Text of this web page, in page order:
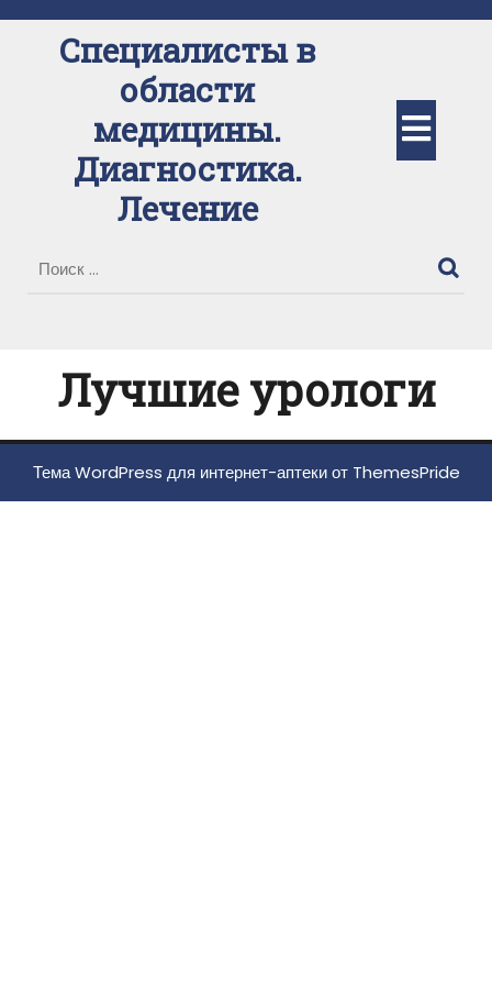
содержимомуСпециалисты в
области
медицины.
Диагностика.
Лечение
Лучшие урологи
Тема WordPress для интернет-аптекиот ThemesPride